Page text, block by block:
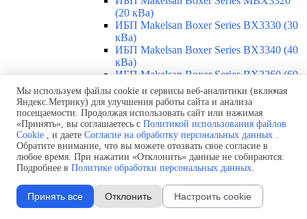
(20 кВа)
ИБП Makelsan Boxer Series BX3330 (30
кВа)
ИБП Makelsan Boxer Series BX3340 (40
кВа)
ИБП Makelsan Boxer Series BX3360 (60
кВа)
ИБП Makelsan Boxer Series BX3380 (80
кВа)
ИБП Makelsan Boxer Series BX33100
(100 кВа)
ИБП Makelsan Boxer Series BX33120
(120 кВа)
ИБП Makelsan Boxer Series BX33160
(160 кВа)
ИБП Makelsan Boxer Series BX33200
(200 кВа)
Мы используем файлы cookie и сервисы веб-аналитики (включая
Яндекс.Метрику) для улучшения работы сайта и анализа
посещаемости. Продолжая использовать сайт или нажимая
«Принять», вы соглашаетесь с Политикой использования файлов
Cookie , и даете Согласие на обработку персональных данных .
Обратите внимание, что вы можете отозвать свое согласие в
любое время. При нажатии «Отклонить» данные не собираются.
Подробнее в Политике обработки персональных данных.
Принять все Отклонить Настроить cookie